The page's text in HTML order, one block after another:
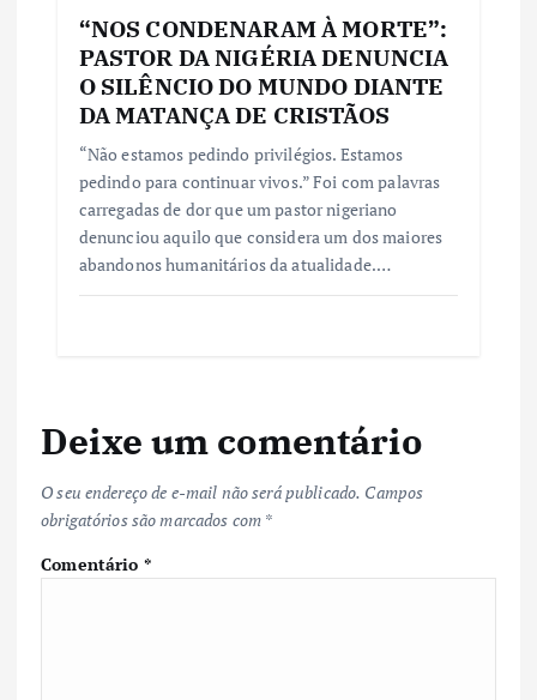
“NOS CONDENARAM À MORTE”:
PASTOR DA NIGÉRIA DENUNCIA
O SILÊNCIO DO MUNDO DIANTE
DA MATANÇA DE CRISTÃOS
“Não estamos pedindo privilégios. Estamos
pedindo para continuar vivos.” Foi com palavras
carregadas de dor que um pastor nigeriano
denunciou aquilo que considera um dos maiores
abandonos humanitários da atualidade.…
Deixe um comentário
O seu endereço de e-mail não será publicado. Campos
obrigatórios são marcados com *
Comentário *